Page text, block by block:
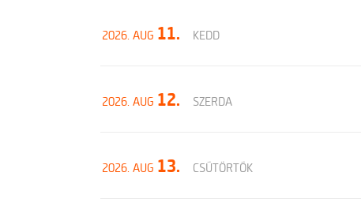
2026. AUG 11. KEDD
2026. AUG 12. SZERDA
2026. AUG 13. CSÜTÖRTÖK